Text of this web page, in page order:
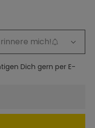
mich!
Dich gern per E-